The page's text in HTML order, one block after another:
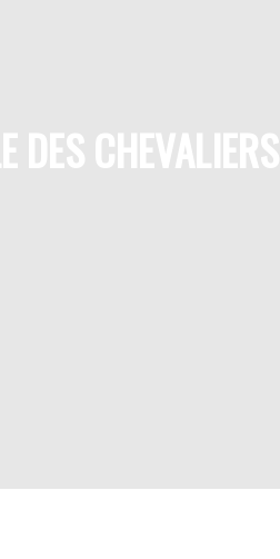
DES CHEVALIERS